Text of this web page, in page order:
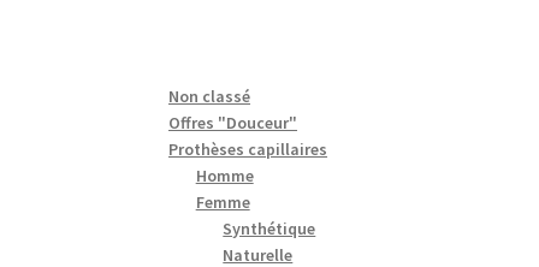
Non classé
Offres "Douceur"
Prothèses capillaires
Homme
Femme
Synthétique
Naturelle